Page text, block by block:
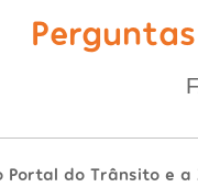
Portal do Trânsito e a